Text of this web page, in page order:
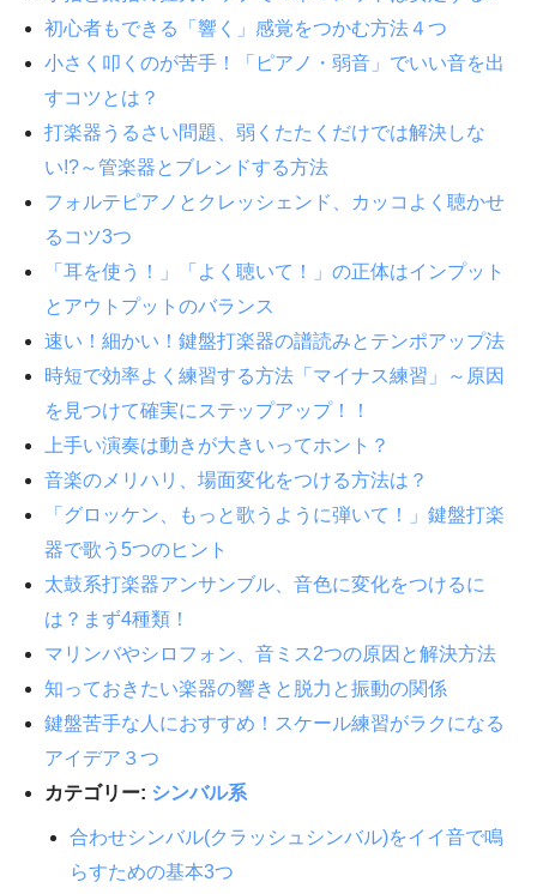
初心者もできる「響く」感覚をつかむ方法４つ
小さく叩くのが苦手！「ピアノ・弱音」でいい音を出
すコツとは？
打楽器うるさい問題、弱くたたくだけでは解決しな
い!?～管楽器とブレンドする方法
フォルテピアノとクレッシェンド、カッコよく聴かせ
るコツ3つ
「耳を使う！」「よく聴いて！」の正体はインプット
とアウトプットのバランス
速い！細かい！鍵盤打楽器の譜読みとテンポアップ法
時短で効率よく練習する方法「マイナス練習」～原因
を見つけて確実にステップアップ！！
上手い演奏は動きが大きいってホント？
音楽のメリハリ、場面変化をつける方法は？
「グロッケン、もっと歌うように弾いて！」鍵盤打楽
器で歌う5つのヒント
太鼓系打楽器アンサンブル、音色に変化をつけるに
は？まず4種類！
マリンバやシロフォン、音ミス2つの原因と解決方法
知っておきたい楽器の響きと脱力と振動の関係
鍵盤苦手な人におすすめ！スケール練習がラクになる
アイデア３つ
カテゴリー: シンバル系
合わせシンバル(クラッシュシンバル)をイイ音で鳴
らすための基本3つ